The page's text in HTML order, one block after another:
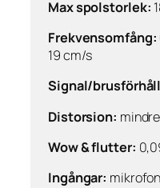
Max spolstorlek:
Frekvensomfång:
19 cm/s
Signal/
Distorsion:
Wow & flutter:
Ingångar: